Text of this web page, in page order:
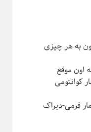
آینشتین
به هر چیزی
اون موقع
کوانتومی
فرمی-دیراک